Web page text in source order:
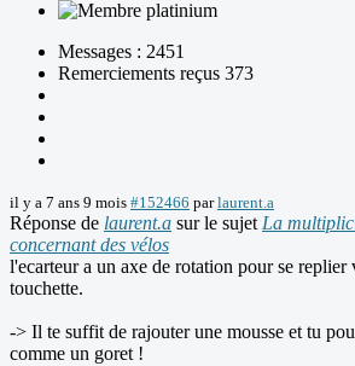
Messages : 2451
Remerciements reçus 373
il y a 7 ans 9 mois #152466 parlaurent.a
Réponse de laurent.a sur le sujet La
concernant des vélos
l'ecarteur a un axe de rotation pour se replier
touchette.
-> Il te suffit de rajouter une mousse et tu
comme un goret !